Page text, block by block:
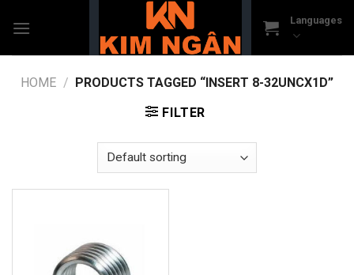
Languages
HOME / PRODUCTS TAGGED “INSERT 8-32UNCX1D”
FILTER